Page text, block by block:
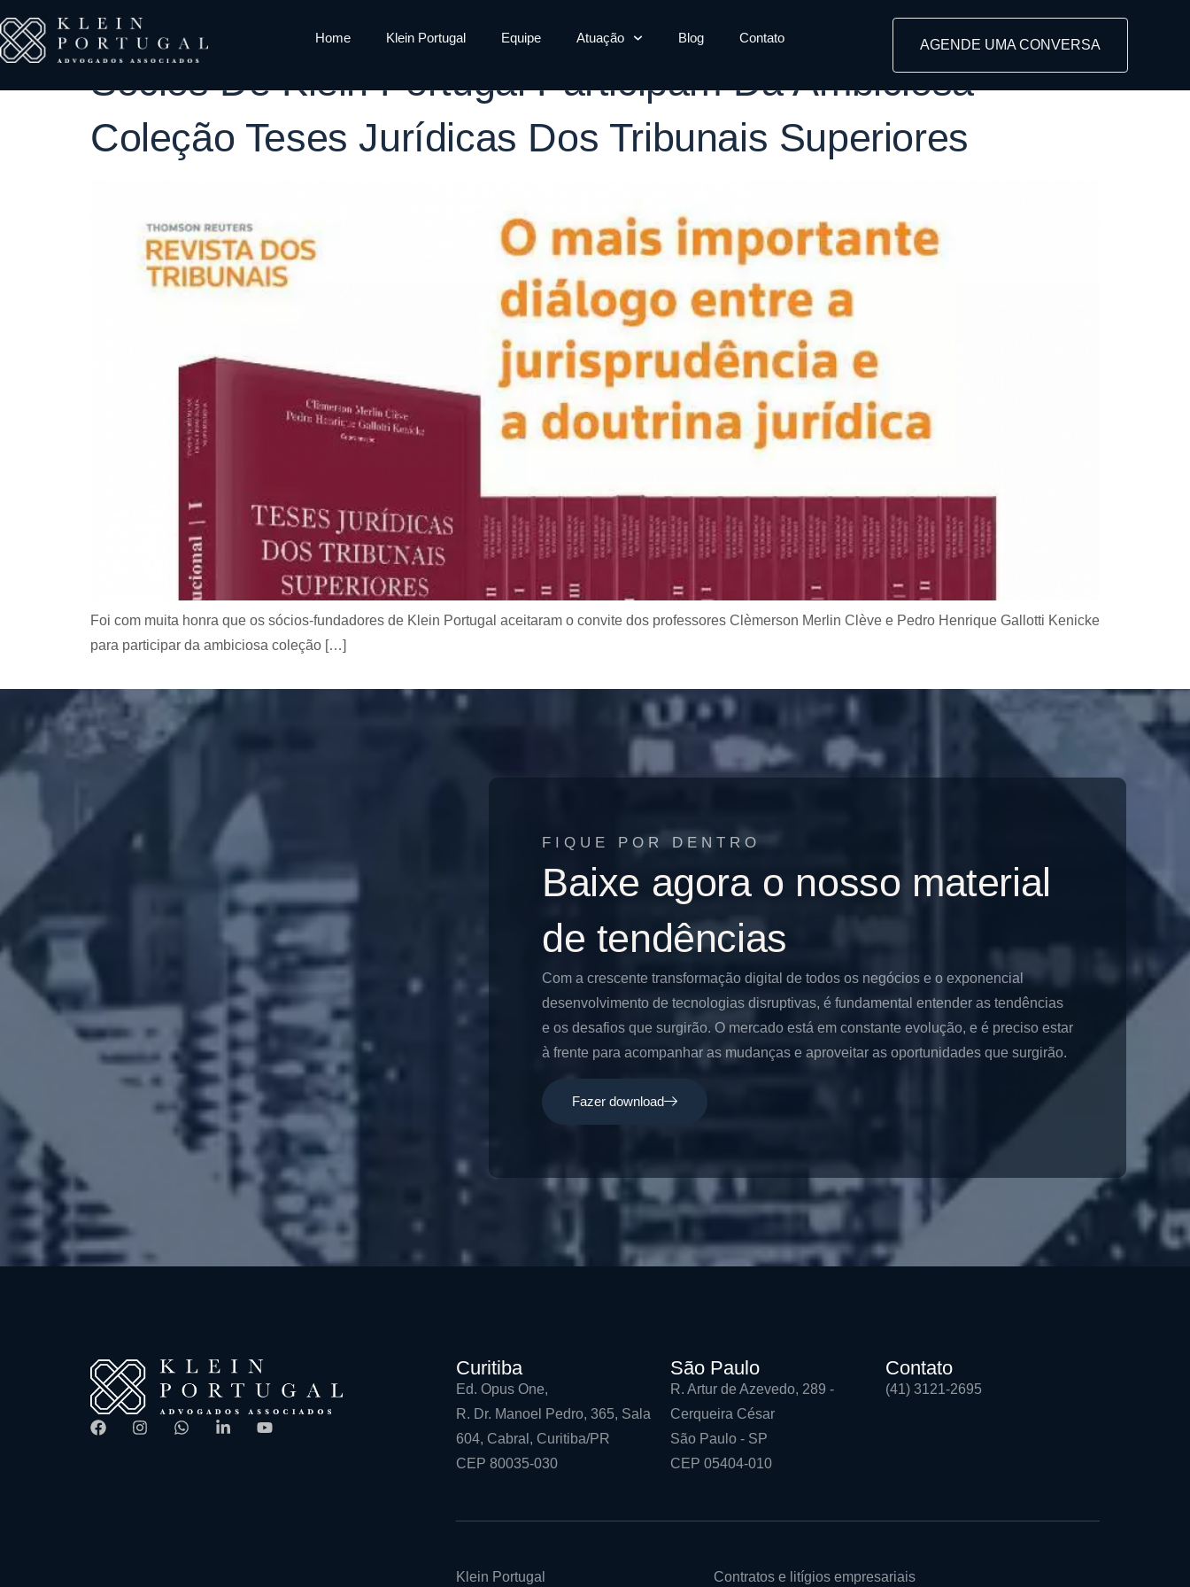
Home Klein Portugal Equipe Atuação Blog Contato AGENDE UMA CONVERSA
Sócios De Klein Portugal Participam Da Ambiciosa
Coleção Teses Jurídicas Dos Tribunais Superiores
Foi com muita honra que os sócios-fundadores de Klein Portugal aceitaram o convite dos professores Clèmerson Merlin Clève e Pedro Henrique Gallotti Kenicke
para participar da ambiciosa coleção […]
FIQUE POR DENTRO
Baixe agora o nosso material
de tendências
Com a crescente transformação digital de todos os negócios e o exponencial
desenvolvimento de tecnologias disruptivas, é fundamental entender as tendências
e os desafios que surgirão. O mercado está em constante evolução, e é preciso estar
à frente para acompanhar as mudanças e aproveitar as oportunidades que surgirão.
Fazer download
Curitiba
Ed. Opus One,
R. Dr. Manoel Pedro, 365, Sala
604, Cabral, Curitiba/PR
CEP 80035-030
São Paulo
R. Artur de Azevedo, 289 -
Cerqueira César
São Paulo - SP
CEP 05404-010
Contato
(41) 3121-2695
Klein Portugal Contratos e litígios empresariais